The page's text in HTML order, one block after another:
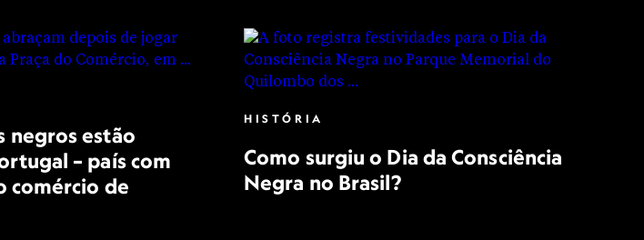
negros estão
– país com
comércio de
HISTÓRIA
Como surgiu o Dia da Consciência
Negra no Brasil?